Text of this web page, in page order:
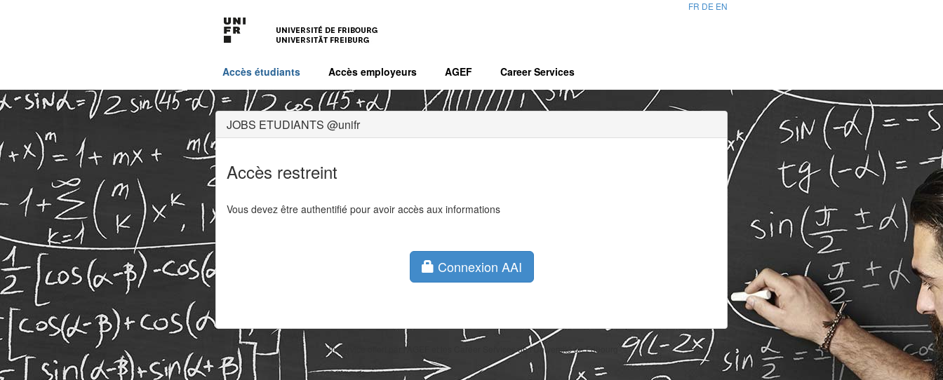
FR DE EN
Accès étudiants Accès employeurs AGEF Career Services
JOBS ETUDIANTS @unifr
Accès restreint
Vous devez être authentifié pour avoir accès aux informations
Connexion AAI
Un service offert par l'AGEF et les Career Services de l'Université de Fribourg